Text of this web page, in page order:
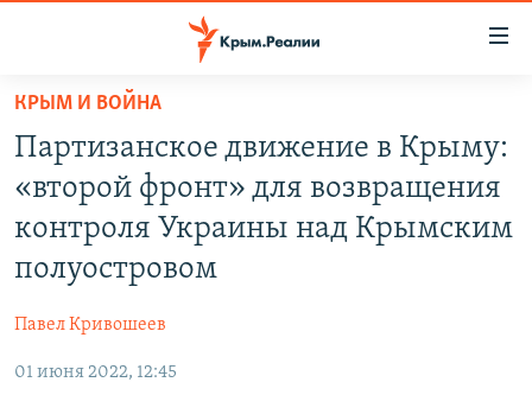
Вернуться
основному
содержанию
Вернутся
главной
Вернутся
СПЕЦПРОЕКТЫ
ИНТЕРАКТИВ
ИНФОГРАФИКА
РАДІО СВОБОДА
КАК ОБОЙТИ БЛОКИРОВКУ
КРЫМ И ВОЙНА
Партизанское движение в Крыму:
«второй фронт» для возвращения
контроля Украины над Крымским
полуостровом
Павел Кривошеев
01 июня 2022, 12:45